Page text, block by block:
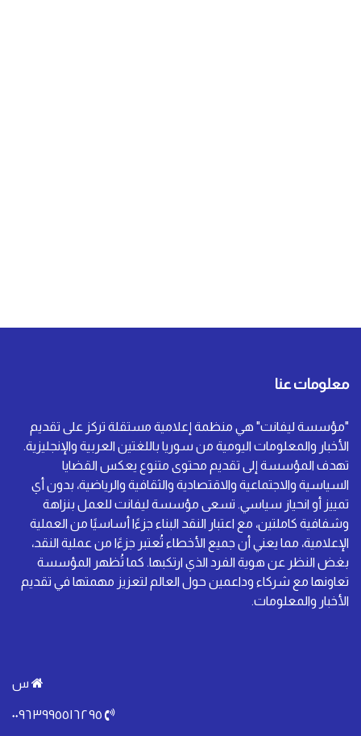
معلومات عنا
"مؤسسة ليفانت" هي منظمة إعلامية مستقلة تركز على تقديم
الأخبار والمعلومات اليومية من سوريا باللغتين العربية والإنجليزية.
تهدف المؤسسة إلى تقديم محتوى متنوع يعكس القضايا
السياسية والاجتماعية والاقتصادية والثقافية والرياضية، بدون أي
تمييز أو انحياز سياسي. تسعى مؤسسة ليفانت للعمل بنزاهة
وشفافية كاملتين، مع اعتبار النقد البناء جزءًا أساسيًا من العملية
الإعلامية، مما يعني أن جميع الأخطاء تُعتبر جزءًا من عملية النقد،
بغض النظر عن هوية الفرد الذي ارتكبها. كما تُظهر المؤسسة
تعاونها مع شركاء وداعمين حول العالم لتعزيز مهمتها في تقديم
الأخبار والمعلومات.
س